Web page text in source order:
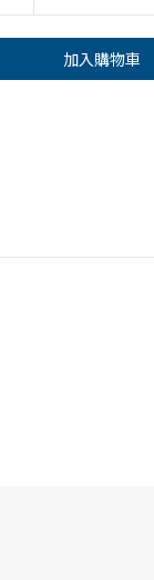
加入購物車